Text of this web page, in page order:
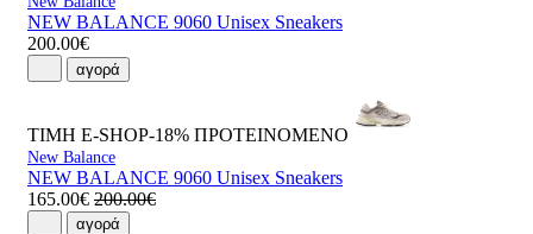
NEW BALANCE 9060 Unisex Sneakers
200.00€
αγορά
ΤΙΜΗ E-SHOP-18% ΠΡΟΤΕΙΝΟΜΕΝΟ
New Balance
NEW BALANCE 9060 Unisex Sneakers
165.00€ 200.00€
αγορά